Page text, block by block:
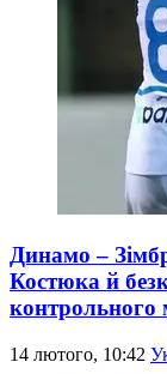
Динамо –
Костюка й
контрольного
14 лютого, 10:42